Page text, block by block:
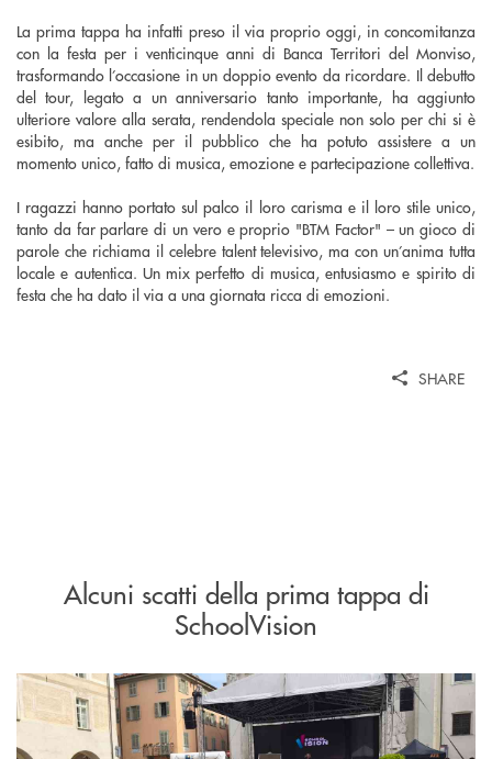
La prima tappa ha infatti preso il via proprio oggi, in concomitanza
con la festa per i venticinque anni di Banca Territori del Monviso,
trasformando l’occasione in un doppio evento da ricordare. Il debutto
del tour, legato a un anniversario tanto importante, ha aggiunto
ulteriore valore alla serata, rendendola speciale non solo per chi si è
esibito, ma anche per il pubblico che ha potuto assistere a un
momento unico, fatto di musica, emozione e partecipazione collettiva.
I ragazzi hanno portato sul palco il loro carisma e il loro stile unico,
tanto da far parlare di un vero e proprio "BTM Factor" – un gioco di
parole che richiama il celebre talent televisivo, ma con un’anima tutta
locale e autentica. Un mix perfetto di musica, entusiasmo e spirito di
festa che ha dato il via a una giornata ricca di emozioni.
SHARE
Alcuni scatti della prima tappa di
SchoolVision